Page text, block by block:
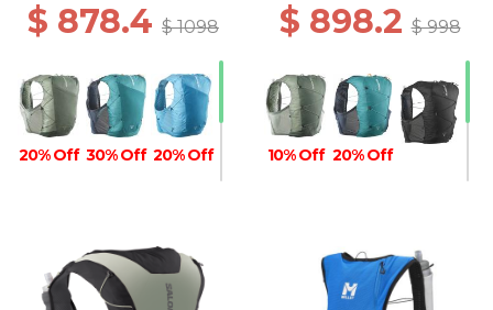
$ 878.4 $ 1098
20% Off 30% Off 20% Off
$ 898.2$ 998
10% Off 20% Off